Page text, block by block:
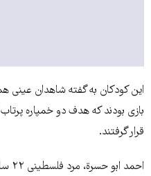
بازی بودند که هدف دو خمپاره
قرار گرفتند.